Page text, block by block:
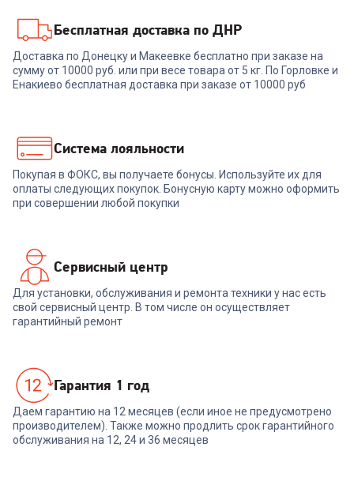
Телевизор LG 24TQ510S-WZ
(УЦЕНКА !!!)
12 999₽
В корзину
00-00015102
Телевизор LEFF 32H680T
В корзину
Бесплатная доставка по ДНР
Доставка по Донецку и Макеевке бесплатно при заказе на
сумму от 10000 руб. или при весе товара от 5 кг. По Горловке и
Енакиево бесплатная доставка при заказе от 10000 руб
Система лояльности
Покупая в ФОКС, вы получаете бонусы. Используйте их для
оплаты следующих покупок. Бонусную карту можно оформить
при совершении любой покупки
Сервисный центр
Для установки, обслуживания и ремонта техники у нас есть
свой сервисный центр. В том числе он осуществляет
гарантийный ремонт
Гарантия 1 год
Даем гарантию на 12 месяцев (если иное не предусмотрено
производителем). Также можно продлить срок гарантийного
обслуживания на 12, 24 и 36 месяцев